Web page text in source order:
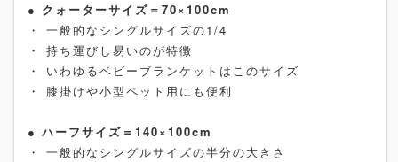
● クォーターサイズ＝70×100cm
・ 一般的なシングルサイズの1/4
・ 持ち運びし易いのが特徴
・ いわゆるベビーブランケットはこのサイズ
・ 膝掛けや小型ペット用にも便利
● ハーフサイズ＝140×100cm
・ 一般的なシングルサイズの半分の大きさ